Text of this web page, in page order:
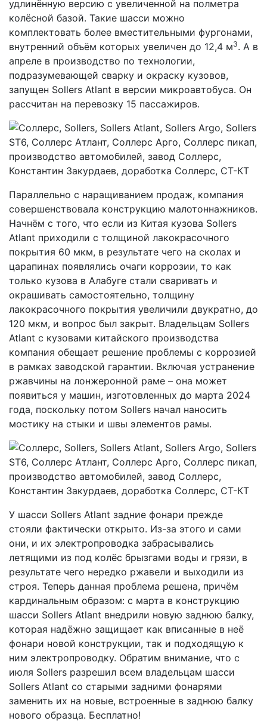
удлинённую версию с увеличенной на полметра
колёсной базой. Такие шасси можно
комплектовать более вместительными фургонами,
внутренний объём которых увеличен до 12,4 м3. А в
апреле в производство по технологии,
подразумевающей сварку и окраску кузовов,
запущен Sollers Atlant в версии микроавтобуса. Он
рассчитан на перевозку 15 пассажиров.
Параллельно с наращиванием продаж, компания
совершенствовала конструкцию малотоннажников.
Начнём с того, что если из Китая кузова Sollers
Atlant приходили с толщиной лакокрасочного
покрытия 60 мкм, в результате чего на сколах и
царапинах появлялись очаги коррозии, то как
только кузова в Алабуге стали сваривать и
окрашивать самостоятельно, толщину
лакокрасочного покрытия увеличили двукратно, до
120 мкм, и вопрос был закрыт. Владельцам Sollers
Atlant с кузовами китайского производства
компания обещает решение проблемы с коррозией
в рамках заводской гарантии. Включая устранение
ржавчины на лонжеронной раме – она может
появиться у машин, изготовленных до марта 2024
года, поскольку потом Sollers начал наносить
мостику на стыки и швы элементов рамы.
У шасси Sollers Atlant задние фонари прежде
стояли фактически открыто. Из-за этого и сами
они, и их электропроводка забрасывались
летящими из под колёс брызгами воды и грязи, в
результате чего нередко ржавели и выходили из
строя. Теперь данная проблема решена, причём
кардинальным образом: с марта в конструкцию
шасси Sollers Atlant внедрили новую заднюю балку,
которая надёжно защищает как вписанные в неё
фонари новой конструкции, так и подходящую к
ним электропроводку. Обратим внимание, что с
июля Sollers разрешил всем владельцам шасси
Sollers Atlant со старыми задними фонарями
заменить их на новые, встроенные в заднюю балку
нового образца. Бесплатно!